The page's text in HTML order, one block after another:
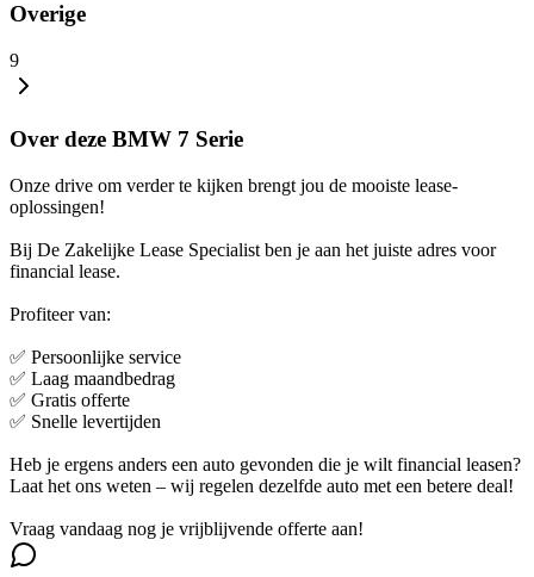
Overige
9
Over deze BMW 7 Serie
Onze drive om verder te kijken brengt jou de mooiste lease-
oplossingen!
Bij De Zakelijke Lease Specialist ben je aan het juiste adres voor
financial lease.
Profiteer van:
✅ Persoonlijke service
✅ Laag maandbedrag
✅ Gratis offerte
✅ Snelle levertijden
Heb je ergens anders een auto gevonden die je wilt financial leasen?
Laat het ons weten – wij regelen dezelfde auto met een betere deal!
Vraag vandaag nog je vrijblijvende offerte aan!